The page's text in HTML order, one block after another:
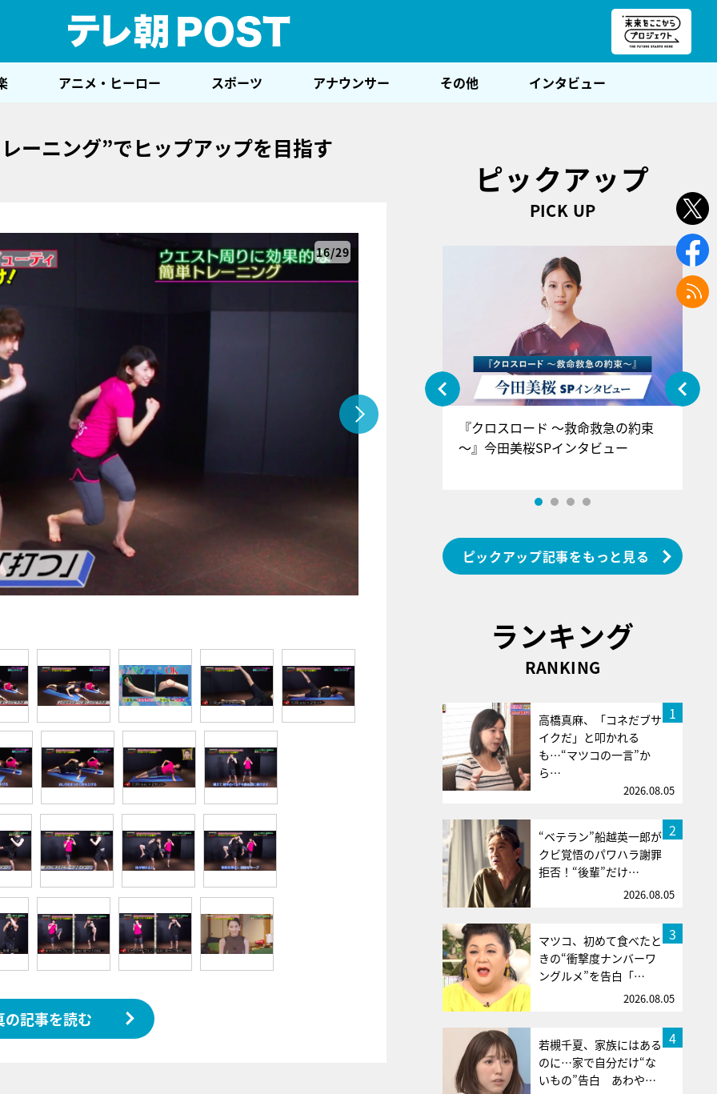
アニメ・ヒーロー スポーツ アナウンサー その他 インタビュー
ーニング”でヒップアップを目指す
16/29
の記事を読む
ピックアップ
PICK UP
『アイ＝ラブ！げーみんぐ』＝LOV
『クロスロード ～救命救急の約束
～』今田美桜SPインタビュー
ピックアップ記事をもっと見る
ランキング
RANKING
1
高橋真麻、「コネだブサ
イクだ」と叩かれる
も…“マツコの一言”か
ら…
2026.08.05
2
“ベテラン”船越英一郎が
クビ覚悟のパワハラ謝罪
拒否！“後輩”だけ…
2026.08.05
3
マツコ、初めて食べたと
きの“衝撃度ナンバーワ
ングルメ”を告白「…
2026.08.05
4
若槻千夏、家族にはある
のに…家で自分だけ“な
いもの”告白 あわや…